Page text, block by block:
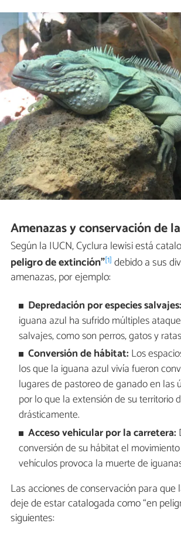
Amenazas y conservación de
Según la IUCN, Cyclura lewisi está
peligro de extinción”[1] debido a sus
amenazas, por ejemplo:
Depredación por especies salvajes:
iguana azul ha sufrido múltiples
salvajes, como son perros, gatos y
Conversión de hábitat: Los
los que la iguana azul vivía fueron
lugares de pastoreo de ganado en las
por lo que la extensión de su territorio
drásticamente.
Acceso vehicular por la carretera:
conversión de su hábitat el
vehículos provoca la muerte de
Las acciones de conservación para que
deje de estar catalogada como “en
siguientes: